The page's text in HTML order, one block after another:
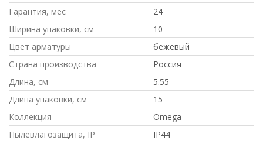
Гарантия, мес
24
Ширина упаковки, см
10
Цвет арматуры
бежевый
Страна производства
Россия
Длина, см
5.55
Длина упаковки, см
15
Коллекция
Omega
Пылевлагозащита, IP
IP44